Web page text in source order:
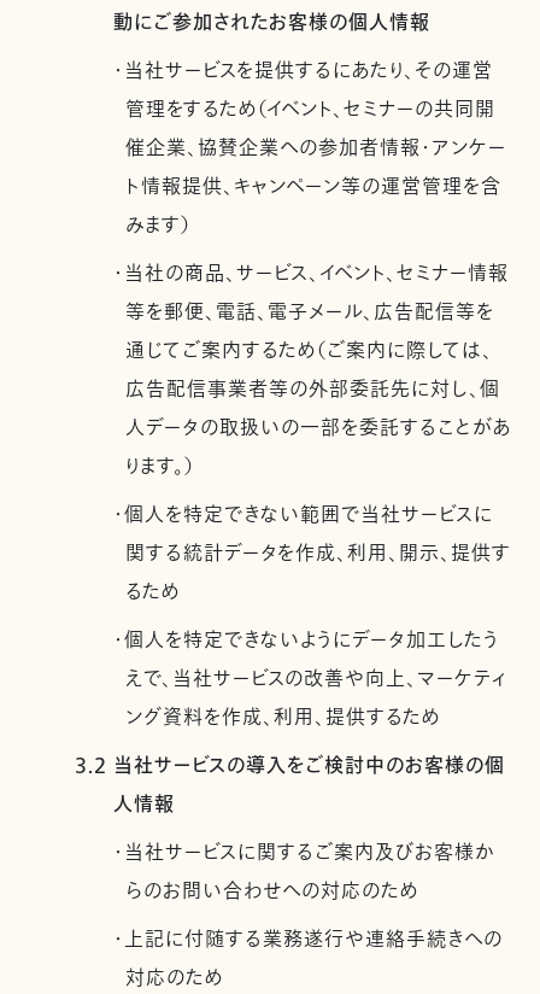
動にご参加されたお客様の個人情報
・当社サービスを提供するにあたり、その運営
管理をするため（イベント、セミナーの共同開
催企業、協賛企業への参加者情報・アンケー
ト情報提供、キャンペーン等の運営管理を含
みます）
・当社の商品、サービス、イベント、セミナー情報
等を郵便、電話、電子メール、広告配信等を
通じてご案内するため（ご案内に際しては、
広告配信事業者等の外部委託先に対し、個
人データの取扱いの一部を委託することがあ
ります。）
・個人を特定できない範囲で当社サービスに
関する統計データを作成、利用、開示、提供す
るため
・個人を特定できないようにデータ加工したう
えで、当社サービスの改善や向上、マーケティ
ング資料を作成、利用、提供するため
3.2 当社サービスの導入をご検討中のお客様の個
人情報
・当社サービスに関するご案内及びお客様か
らのお問い合わせへの対応のため
・上記に付随する業務遂行や連絡手続きへの
対応のため